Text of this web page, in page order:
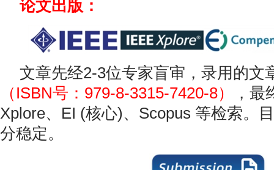
论文出版：
文章先经2-3位专家盲审，录用的文
（ISBN号：979-8-3315-7420-8）
，最
Xplore、EI (核心)、Scopus 等检索。
分稳定。